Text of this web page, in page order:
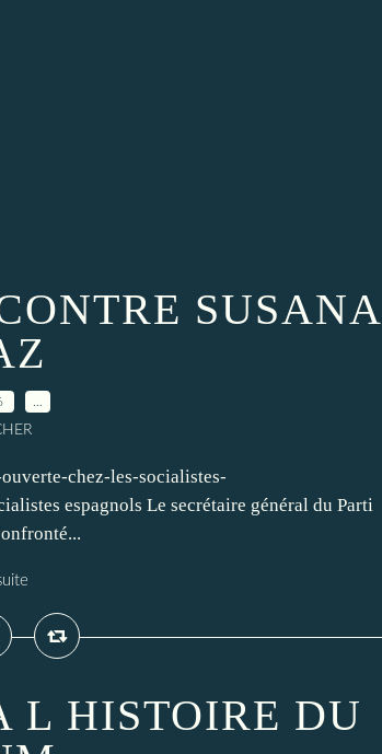
SUSANA
chez-les-socialistes-
espagnols Le secrétaire général du Parti
L HISTOIRE DU